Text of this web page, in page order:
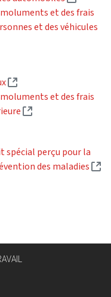
et des frais
et des véhicules
(Lien externe)
et des frais
(Lien externe)
spécial perçu pour la
des maladies